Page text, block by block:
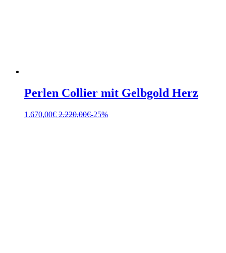
Perlen Collier mit Gelbgold Herz
1.670,00€ 2.220,00€-25%